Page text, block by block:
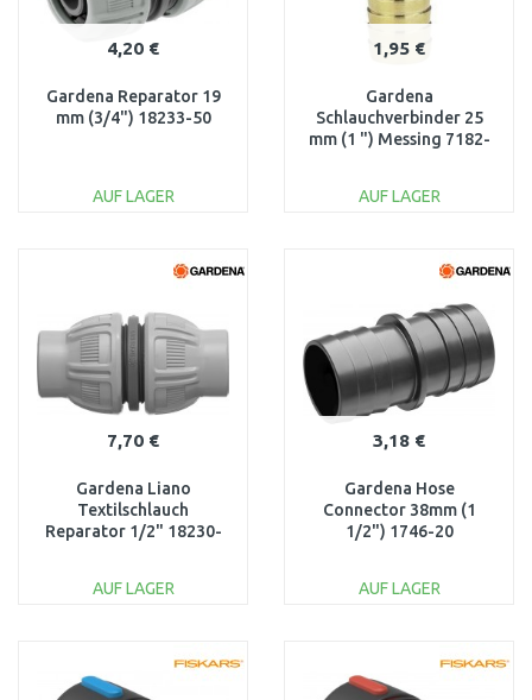
4,20 €
Gardena Reparator 19
mm (3/4") 18233-50
AUF LAGER
1,95 €
Gardena
Schlauchverbinder 25
mm (1 ") Messing 7182-
AUF LAGER
7,70 €
Gardena Liano
Textilschlauch
Reparator 1/2" 18230-
AUF LAGER
Vergleichen
3,18 €
Gardena Hose
Connector 38mm (1
1/2") 1746-20
AUF LAGER
Vergleichen